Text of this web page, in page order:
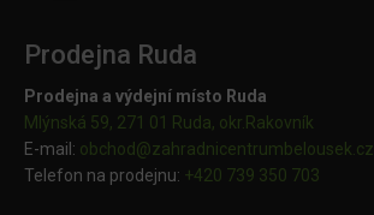
Prodejna Ruda
Prodejna a výdejní místo Ruda
Mlýnská 59, 271 01 Ruda, okr.Rakovník
E-mail: obchod@zahradnicentrumbelousek.cz
Telefon na prodejnu: +420 739 350 703